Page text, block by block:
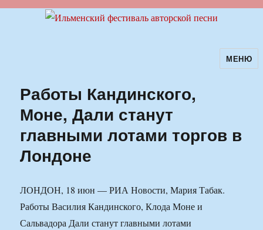
Ильменский фестиваль авторскойМЕНЮ
Работы Кандинского,
Моне, Дали станут
главными лотами торгов в
Лондоне
ЛОНДОН, 18 июн — РИА Новости, Мария Табак.
Работы Василия Кандинского, Клода Моне и
Сальвадора Дали станут главными лотами